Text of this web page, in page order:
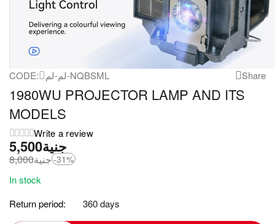
CODE: لم-لم-NQBSML Share
1980WU PROJECTOR LAMP AND ITS
MODELS
Write a review
جنية5,500
جنية8,000 -31%
In stock
Return period:
360 days